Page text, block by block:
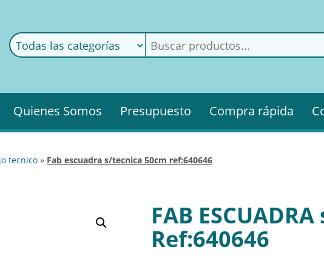
Quienes Somos Presupuesto Compra rápida
tecnico » fab escuadra s/tecnica 50cm ref:640646
FAB
Ref:640646